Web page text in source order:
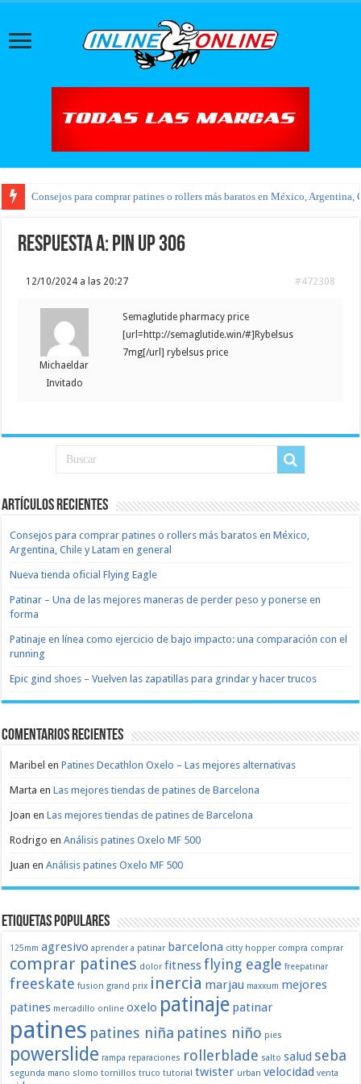
Consejos para comprar patines o rollers más baratos en México, Argentina,
Respuesta a: pin up 306
12/10/2024 a las 20:27 #472308
Michaeldar
Invitado
Semaglutide pharmacy price
[url=http://semaglutide.win/#]Rybelsus
7mg[/url] rybelsus price
Artículos recientes
Consejos para comprar patines o rollers más baratos en México,
Argentina, Chile y Latam en general
Nueva tienda oficial Flying Eagle
Patinar – Una de las mejores maneras de perder peso y ponerse en
forma
Patinaje en línea como ejercicio de bajo impacto: una comparación con el
running
Epic gind shoes – Vuelven las zapatillas para grindar y hacer trucos
Comentarios recientes
Maribel enPatines Decathlon Oxelo – Las mejores alternativas
Marta enLas mejores tiendas de patines de Barcelona
Joan enLas mejores tiendas de patines de Barcelona
Rodrigo enAnálisis patines Oxelo MF 500
Juan enAnálisis patines Oxelo MF 500
Etiquetas populares
125mm agresivo aprender a patinar barcelona citty hopper compra comprar
comprar patines dolor fitnessflying eagle freepatinar
freeskate fusion grand prix inercia marjau maxxum mejores
patines mercadillo online oxelo patinaje patinar
patines patines niña patines niño pies
powerslide rampa reparaciones rollerblade salto salud seba
segunda mano slomo tornillos truco tutorial twister urban velocidad venta